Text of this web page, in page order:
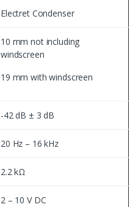
Electret Condenser
10 mm not including
windscreen
19 mm with windscreen
-42 dB ± 3 dB
20 Hz – 16 kHz
2.2 kΩ
2 – 10 V DC